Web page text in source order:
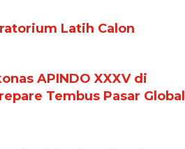
Latih Calon
APINDO XXXV di
Tembus Pasar Global